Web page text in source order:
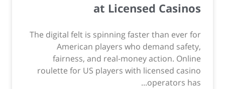
at Licensed Casinos
The digital felt is spinning faster than ever for
American players who demand safety,
fairness, and real-money action. Online
roulette for US players with licensed casino
operators has...